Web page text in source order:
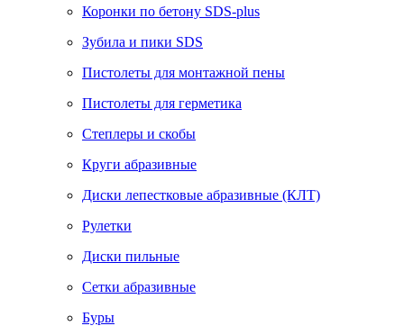
Коронки по бетону SDS-plus
Зубила и пики SDS
Пистолеты для монтажной пены
Пистолеты для герметика
Степлеры и скобы
Круги абразивные
Диски лепестковые абразивные (КЛТ)
Рулетки
Диски пильные
Сетки абразивные
Буры